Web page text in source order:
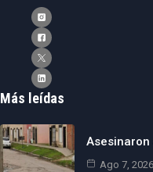
Más leídas
Ago 7, 2026